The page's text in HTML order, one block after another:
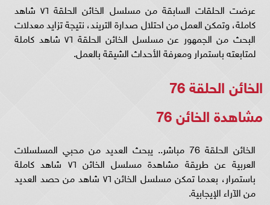
عرضت الحلقات السابقة من مسلسل الخائن الحلقة ٧٦ شاهد
كاملة، وتمكن العمل من احتلال صدارة التريند، نتيجة تزايد معدلات
البحث من الجمهور عن مسلسل الخائن الحلقة ٧٦ شاهد كاملة
لمتابعته باستمرار ومعرفة الأحداث الشيقة بالعمل.
الخائن الحلقة 76
مشاهدة الخائن 76
الخائن الحلقة 76 مباشر.. يبحث العديد من محبي المسلسلات
العربية عن طريقة مشاهدة مسلسل الخائن ٧٦ شاهد كاملة
باستمرار، بعدما تمكن مسلسل الخائن ٧٦ شاهد من حصد العديد
من الآراء الإيجابية.